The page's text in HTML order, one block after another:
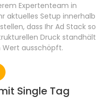
Expertenteam in
aktuelles Setup innerhalb
dass Ihr Ad Stack so
Druck standhält
ausschöpft.
Single Tag